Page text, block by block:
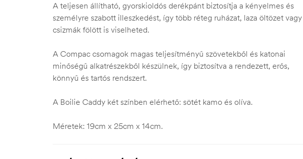
A teljesen állítható, gyorskioldós derékpánt biztosítja a kényelmes és
személyre szabott illeszkedést, így több réteg ruházat, laza öltözet vagy
csizmák fölött is viselheted.
A Compac csomagok magas teljesítményű szövetekből és katonai
minőségű alkatrészekből készülnek, így biztosítva a rendezett, erős,
könnyű és tartós rendszert.
A Boilie Caddy két színben elérhető: sötét kamo és olíva.
Méretek: 19cm x 25cm x 14cm.